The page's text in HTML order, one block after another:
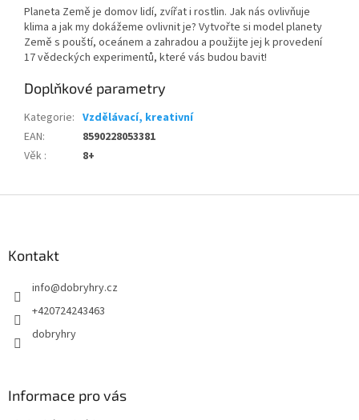
Planeta Země je domov lidí, zvířat i rostlin. Jak nás ovlivňuje
klima a jak my dokážeme ovlivnit je? Vytvořte si model planety
Země s pouští, oceánem a zahradou a použijte jej k provedení
17 vědeckých experimentů, které vás budou bavit!
Doplňkové parametry
Kategorie: Vzdělávací, kreativní
EAN:
8590228053381
Věk : 8+
Kontakt
info@dobryhry.cz
+420724243463
dobryhry
Informace pro vás